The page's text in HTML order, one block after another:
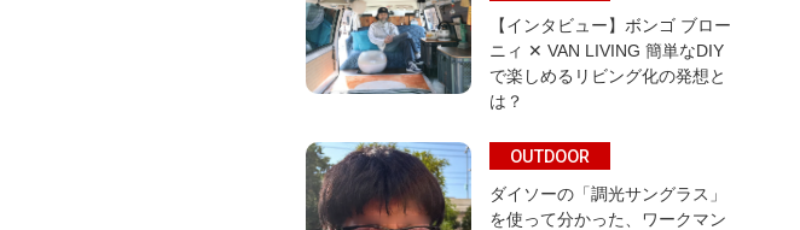
【インタビュー】ボンゴ ブロー
ニィ ✕ VAN LIVING 簡単なDIY
で楽しめるリビング化の発想と
は？
OUTDOOR
ダイソーの「調光サングラス」
を使って分かった、ワークマン